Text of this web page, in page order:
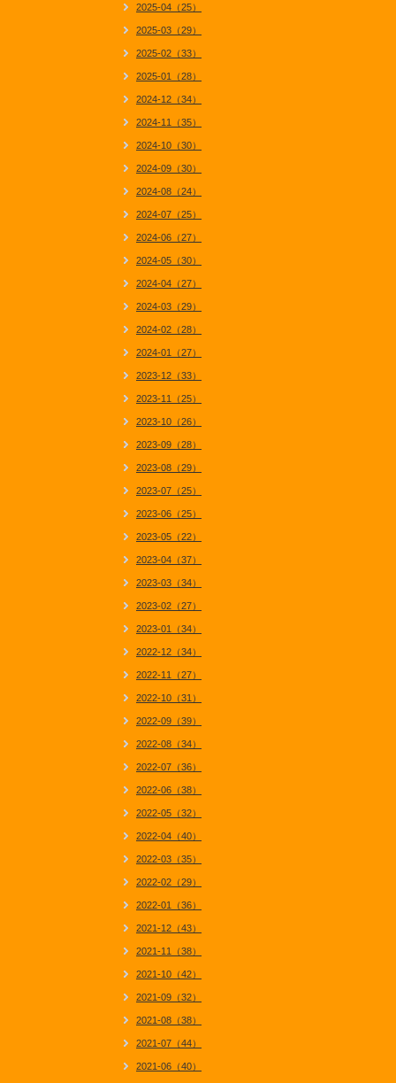
2025-04（25）
2025-03（29）
2025-02（33）
2025-01（28）
2024-12（34）
2024-11（35）
2024-10（30）
2024-09（30）
2024-08（24）
2024-07（25）
2024-06（27）
2024-05（30）
2024-04（27）
2024-03（29）
2024-02（28）
2024-01（27）
2023-12（33）
2023-11（25）
2023-10（26）
2023-09（28）
2023-08（29）
2023-07（25）
2023-06（25）
2023-05（22）
2023-04（37）
2023-03（34）
2023-02（27）
2023-01（34）
2022-12（34）
2022-11（27）
2022-10（31）
2022-09（39）
2022-08（34）
2022-07（36）
2022-06（38）
2022-05（32）
2022-04（40）
2022-03（35）
2022-02（29）
2022-01（36）
2021-12（43）
2021-11（38）
2021-10（42）
2021-09（32）
2021-08（38）
2021-07（44）
2021-06（40）